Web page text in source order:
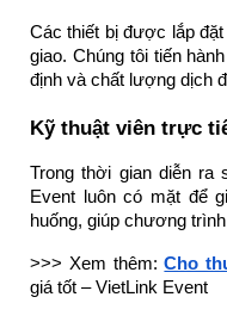
Các thiết bị được lắp
giao. Chúng tôi tiến
định và chất lượng dịch
Kỹ thuật viên trực
Trong thời gian diễn ra
Event luôn có mặt để
huống, giúp chương
>>> Xem thêm:Cho
giá tốt – VietLink Event